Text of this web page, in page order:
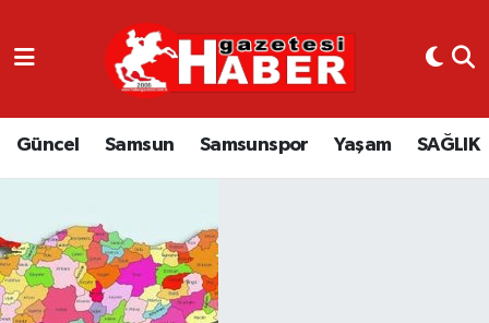
Güncel Samsun Samsunspor Yaşam SAĞLIK
GÜNCEL
SAMSUN
EKONOMİ
YAŞAM